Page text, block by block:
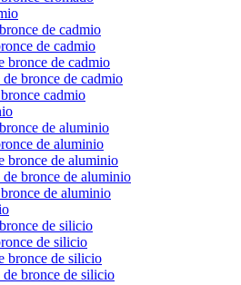
de cadmio
de cadmio
bronce de cadmio
bronce de cadmio
cadmio
de aluminio
de aluminio
bronce de aluminio
bronce de aluminio
de aluminio
de silicio
de silicio
bronce de silicio
bronce de silicio